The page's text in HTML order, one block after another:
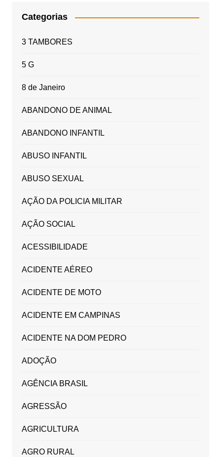
Categorias
3 TAMBORES
5 G
8 de Janeiro
ABANDONO DE ANIMAL
ABANDONO INFANTIL
ABUSO INFANTIL
ABUSO SEXUAL
AÇÃO DA POLICIA MILITAR
AÇÃO SOCIAL
ACESSIBILIDADE
ACIDENTE AÉREO
ACIDENTE DE MOTO
ACIDENTE EM CAMPINAS
ACIDENTE NA DOM PEDRO
ADOÇÃO
AGÊNCIA BRASIL
AGRESSÃO
AGRICULTURA
AGRO RURAL